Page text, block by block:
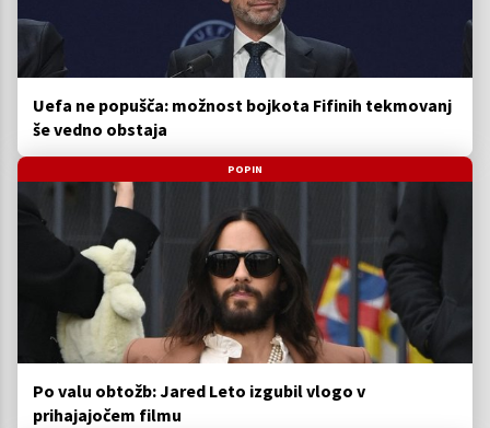
Uefa ne popušča: možnost bojkota Fifinih tekmovanj
še vedno obstaja
POPIN
Po valu obtožb: Jared Leto izgubil vlogo v
prihajajočem filmu